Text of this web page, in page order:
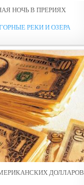
НОЧЬ В ПРЕРИЯХ
РЕКИ И ОЗЕРА
ДОЛЛАРОВ